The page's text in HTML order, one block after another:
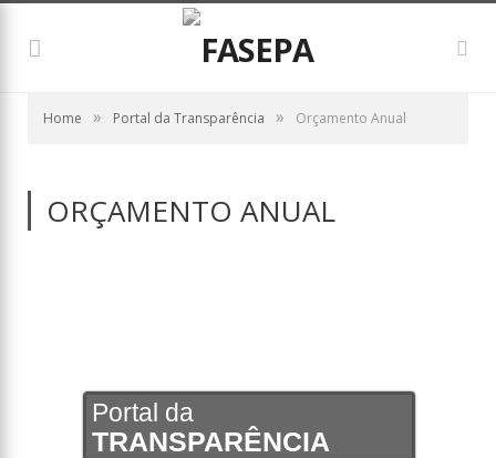
Home » Portal da Transparência » Orçamento Anual
ORÇAMENTO ANUAL
Portal da
TRANSPARÊNCIA